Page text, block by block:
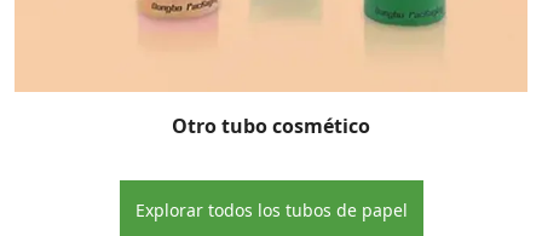
Otro tubo cosmético
Explorar todos los tubos de papel